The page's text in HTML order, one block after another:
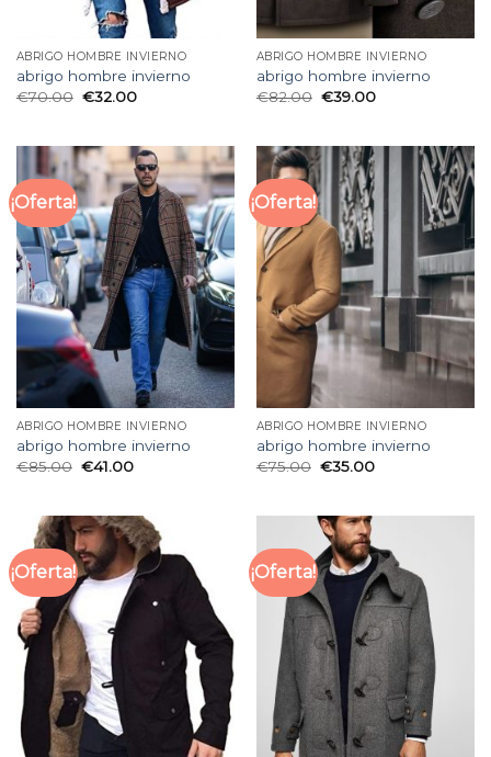
ABRIGO HOMBRE INVIERNO
abrigo hombre invierno
€70.00 €32.00
ABRIGO HOMBRE INVIERNO
abrigo hombre invierno
€82.00 €39.00
¡Oferta!
ABRIGO HOMBRE INVIERNO
abrigo hombre invierno
€85.00 €41.00
¡Oferta!
ABRIGO HOMBRE INVIERNO
abrigo hombre invierno
€75.00 €35.00
¡Oferta! ¡Oferta!